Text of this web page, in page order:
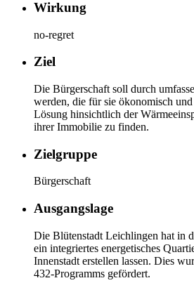
Wirkung
no-regret
Ziel
Die Bürgerschaft soll durch
werden, die für sie ökonomisch
Lösung hinsichtlich der
ihrer Immobilie zu finden.
Zielgruppe
Bürgerschaft
Ausgangslage
Die Blütenstadt Leichlingen hat in
ein integriertes energetisches
Innenstadt erstellen lassen. Dies
432-Programms gefördert.